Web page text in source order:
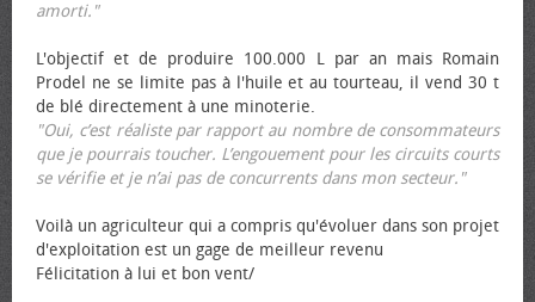
amorti."
L'objectif et de produire 100.000 L par an mais Romain
Prodel ne se limite pas à l'huile et au tourteau, il vend 30 t
de blé directement à une minoterie.
"Oui, c’est réaliste par rapport au nombre de consommateurs
que je pourrais toucher. L’engouement pour les circuits courts
se vérifie et je n’ai pas de concurrents dans mon secteur."
Voilà un agriculteur qui a compris qu'évoluer dans son projet
d'exploitation est un gage de meilleur revenu
Félicitation à lui et bon vent/